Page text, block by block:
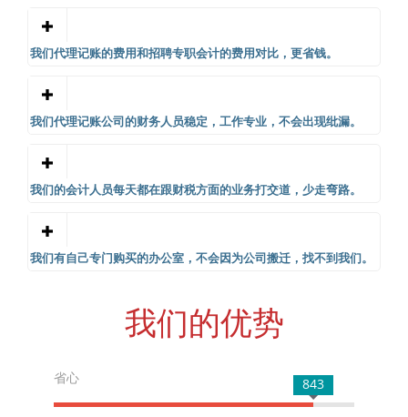
我们代理记账的费用和招聘专职会计的费用对比，更省钱。
我们代理记账公司的财务人员稳定，工作专业，不会出现纰漏。
我们的会计人员每天都在跟财税方面的业务打交道，少走弯路。
我们有自己专门购买的办公室，不会因为公司搬迁，找不到我们。
我们的优势
省心 843